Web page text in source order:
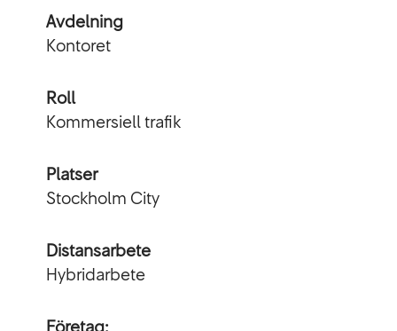
Avdelning
Kontoret
Roll
Kommersiell trafik
Platser
Stockholm City
Distansarbete
Hybridarbete
Företag: